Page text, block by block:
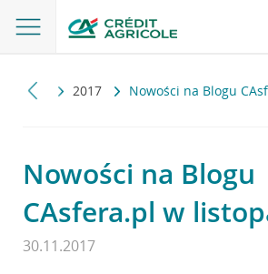
2017 Nowości na Blogu
Nowości na Blogu
CAsfera.pl w
30.11.2017